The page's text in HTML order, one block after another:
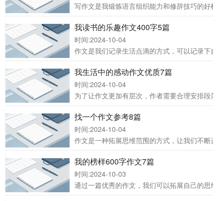
写作文是我锻炼语言组织能力和修辞技巧的好
我读书的乐趣作文400字5篇
时间:2024-10-04
作文是我们记录生活点滴的方式，可以记录下
我生活中的感动作文优质7篇
时间:2024-10-04
为了让作文更加有层次，作者需要合理安排段
找一个作文参考8篇
时间:2024-10-04
作文是一种拓展思维范围的方式，让我们不断
我的榜样600字作文7篇
时间:2024-10-03
通过一篇优秀的作文，我们可以拓展自己的思